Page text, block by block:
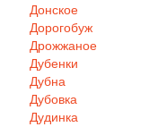
Донское
Дорогобуж
Дрожжаное
Дубенки
Дубна
Дубовка
Дудинка